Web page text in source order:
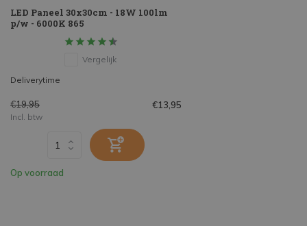
LED Paneel 30x30cm - 18W 100lm
p/w - 6000K 865
Vergelijk
Deliverytime
€19,95 €13,95
Incl. btw
Op voorraad